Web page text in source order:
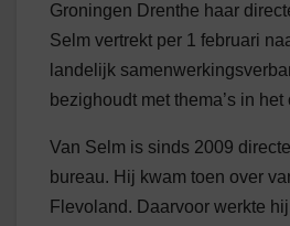
Groningen Drenthe haar
Selm vertrekt per 1 februari
landelijk
bezighoudt met thema’s in
Van Selm is sinds 2009
bureau. Hij kwam toen over
Flevoland. Daarvoor werkte